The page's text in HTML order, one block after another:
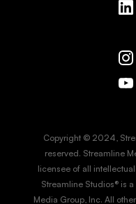
Copyright © 2024,
reserved. Streamline
licensee of all
Streamline Studios® is
Media Group, Inc. All